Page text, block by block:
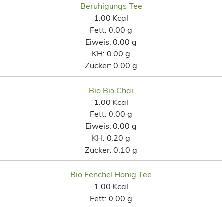
Beruhigungs Tee
1.00 Kcal
Fett: 0.00 g
Eiweis: 0.00 g
KH: 0.00 g
Zucker: 0.00 g
Bio Bio Chai
1.00 Kcal
Fett: 0.00 g
Eiweis: 0.00 g
KH: 0.20 g
Zucker: 0.10 g
Bio Fenchel Honig Tee
1.00 Kcal
Fett: 0.00 g